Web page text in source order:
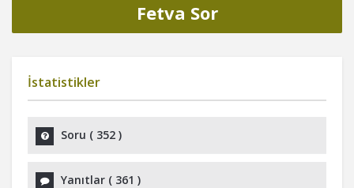
Fetva Sor
İstatistikler
Soru ( 352 )
Yanıtlar ( 361 )